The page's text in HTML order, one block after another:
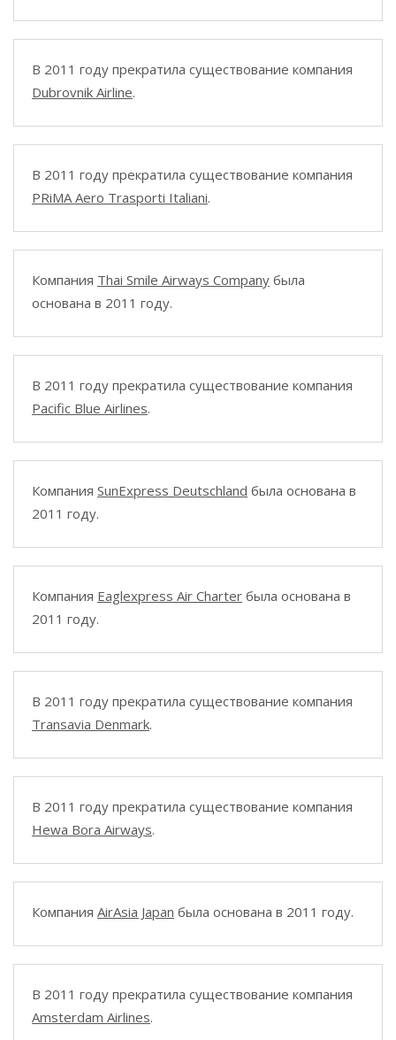
В 2011 году прекратила существование компания
Dubrovnik Airline.
В 2011 году прекратила существование компания
PRiMA Aero Trasporti Italiani.
Компания Thai Smile Airways Company была
основана в 2011 году.
В 2011 году прекратила существование компания
Pacific Blue Airlines.
Компания SunExpress Deutschland была основана в
2011 году.
Компания Eaglexpress Air Charter была основана в
2011 году.
В 2011 году прекратила существование компания
Transavia Denmark.
В 2011 году прекратила существование компания
Hewa Bora Airways.
Компания AirAsia Japan была основана в 2011 году.
В 2011 году прекратила существование компания
Amsterdam Airlines.